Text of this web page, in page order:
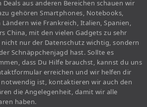
aus anderen Bereichen schauen wir
gehören Smartphones, Notebooks,
wie Frankreich, Italien, Spanien,
China, mit den vielen Gadgets zu sehr
nur der Datenschutz wichtig, sondern
Schnäppchenjagd hast. Sollte es
dass Du Hilfe brauchst, kannst du uns
erreichen und wir helfen dir
notwendig ist, kontaktieren wir auch den
die Angelegenheit, damit wir alle
haben.